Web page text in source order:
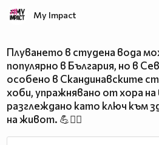
My Impact
Плуването в студена вода
популярно в България, но в
особено в Скандинавските
хоби, упражнявано от хора на
разглеждано като ключ към
на живот. 💪🤸‍♀️